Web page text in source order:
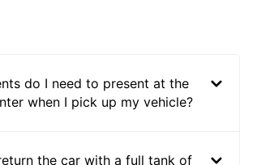
do I need to present at the
when I pick up my vehicle?
the car with a full tank of